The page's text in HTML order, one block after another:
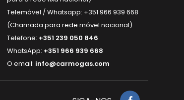
Telemóvel / Whatsapp: +351 966 939 668
(Chamada para rede móvel nacional)
Telefone: +351 239 050 846
WhatsApp: +351 966 939 668
O email: info@carmogas.com